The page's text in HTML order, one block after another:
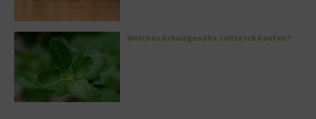
Welches Ashwagandha sollte ich kaufen?